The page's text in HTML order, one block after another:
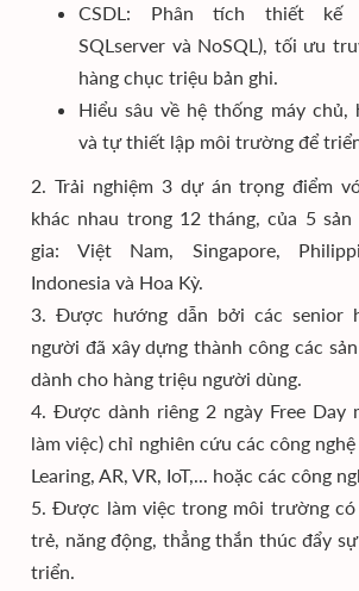
CSDL: Phân tích thiết kế
SQLserver và NoSQL), tối ưu
hàng chục triệu bản ghi.
Hiểu sâu về hệ thống máy chủ,
và tự thiết lập môi trường để
2. Trải nghiệm 3 dự án trọng điểm
khác nhau trong 12 tháng, của 5
gia: Việt Nam, Singapore,
Indonesia và Hoa Kỳ.
3. Được hướng dẫn bởi các senior
người đã xây dựng thành công các
dành cho hàng triệu người dùng.
4. Được dành riêng 2 ngày Free Day
làm việc) chỉ nghiên cứu các công
Learing, AR, VR, IoT,... hoặc các công
5. Được làm việc trong môi trường
trẻ, năng động, thẳng thắn thúc đẩy
triển.